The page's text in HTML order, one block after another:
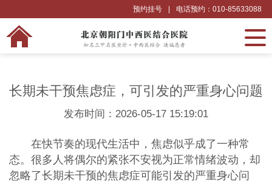
电话预约：010-85633088
预约挂号
长期未干预焦虑症，可引发的严重身心问题
发布时间：2026-05-17 15:19:01
在快节奏的现代生活中，焦虑似乎成了一种常
态。很多人将偶尔的紧张不安视为正常情绪波动，却
忽略了长期未干预的焦虑症可能引发的严重身心问